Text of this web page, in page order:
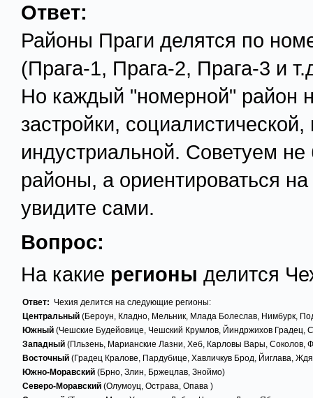
Ответ:
Районы Праги делятся по
(Прага-1, Прага-2, Прага-3 и
Но каждый "номерной" район
застройки,
индустриальной. Советуем
районы, а ориентироваться
увидите сами.
Вопрос:
На какие регионы делится
Ответ: Чехия делится на следующие регионы:
Центральный (Бероун, Кладно, Мельник, Млада Болеслав, Нимбурк,
Южный (Чешские Будейовице, Чешский Крумлов, Йиндржихов Градец,
Западный (Пльзень, Марианские Лазни, Хеб, Карловы Вары, Соколов,
Восточный (Градец Кралове, Пардубице, Хавличкув Брод, Йиглава,
Южно-Моравский (Брно, Злин, Бржецлав, Зноймо)
Северо-Моравский (Олумоуц, Острава, Опава )